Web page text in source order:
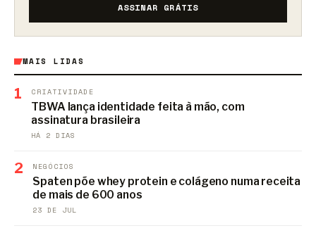
ASSINAR GRÁTIS
MAIS LIDAS
1 CRIATIVIDADE
TBWA lança identidade feita à mão, com
assinatura brasileira
HÁ 2 DIAS
2 NEGÓCIOS
Spaten põe whey protein e colágeno numa receita
de mais de 600 anos
23 DE JUL